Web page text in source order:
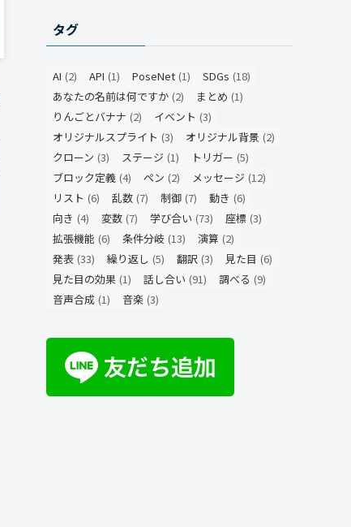
タグ
AI (2) API (1) PoseNet (1) SDGs (18)
あなたの名前は何ですか (2) まとめ (1)
りんごとバナナ (2) イベント (3)
オリジナルスプライト (3) オリジナル背景 (2)
クローン (3) ステージ (1) トリガー (5)
ブロック定義 (4) ペン (2) メッセージ (12)
リスト (6) 乱数 (7) 制御 (7) 動き (6)
向き (4) 変数 (7) 学び合い (73) 座標 (3)
拡張機能 (6) 条件分岐 (13) 演算 (2)
発表 (33) 繰り返し (5) 翻訳 (3) 見た目 (6)
見た目の効果 (1) 話し合い (91) 調べる (9)
音声合成 (1) 音楽 (3)